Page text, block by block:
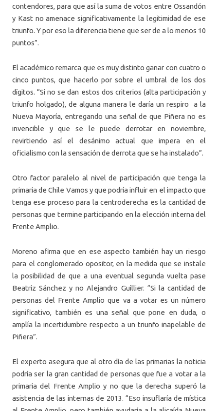
contendores, para que así la suma de votos entre Ossandón
y Kast no amenace significativamente la legitimidad de ese
triunfo. Y por eso la diferencia tiene que ser de a lo menos 10
puntos”.
El académico remarca que es muy distinto ganar con cuatro o
cinco puntos, que hacerlo por sobre el umbral de los dos
dígitos. “Si no se dan estos dos criterios (alta participación y
triunfo holgado), de alguna manera le daría un respiro a la
Nueva Mayoría, entregando una señal de que Piñera no es
invencible y que se le puede derrotar en noviembre,
revirtiendo así el desánimo actual que impera en el
oficialismo con la sensación de derrota que se ha instalado”.
Otro factor paralelo al nivel de participación que tenga la
primaria de Chile Vamos y que podría influir en el impacto que
tenga ese proceso para la centroderecha es la cantidad de
personas que termine participando en la elección interna del
Frente Amplio.
Moreno afirma que en ese aspecto también hay un riesgo
para el conglomerado opositor, en la medida que se instale
la posibilidad de que a una eventual segunda vuelta pase
Beatriz Sánchez y no Alejandro Guillier. “Si la cantidad de
personas del Frente Amplio que va a votar es un número
significativo, también es una señal que pone en duda, o
amplía la incertidumbre respecto a un triunfo inapelable de
Piñera”.
El experto asegura que al otro día de las primarias la noticia
podría ser la gran cantidad de personas que fue a votar a la
primaria del Frente Amplio y no que la derecha superó la
asistencia de las internas de 2013. “Eso insuflaría de mística